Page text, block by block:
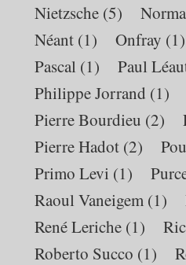
Nietzsche (5)
Néant (1) Onfray (1)
Pascal (1) Paul
Philippe Jorrand (1)
Pierre Bourdieu (2)
Pierre Hadot (2)
Primo Levi (1)
Raoul Vaneigem (1)
René Leriche (1)
Roberto Succo (1)